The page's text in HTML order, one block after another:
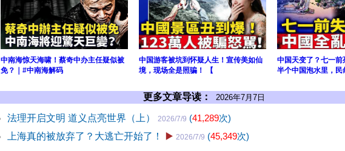
中南海惊天海啸！蔡奇中办主任疑似被
免？｜#中南海解码
中国游客被坑到怀疑人生！宣传美如仙
境，现场全是照骗！ 【
中国天变了？七一前
半个中国泡水里，民
更多文章导读： 2026年7月7日
法理开启文明 道义点亮世界（上） 2026/7/9 (41,289次)
上海真的被放弃了？大逃亡开始了！
▶️ 2026/7/9 (45,349次)